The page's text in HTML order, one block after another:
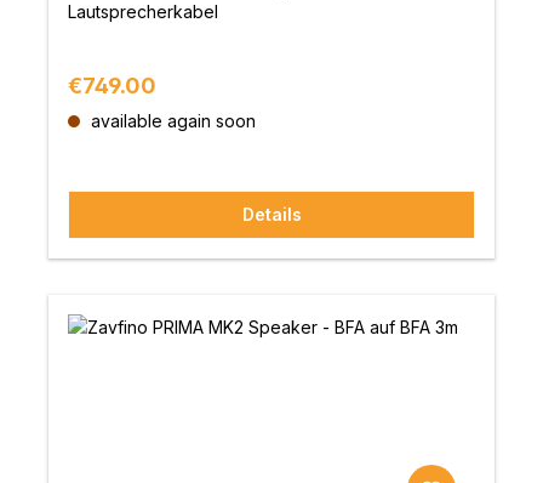
Lautsprecherkabel
Regular price:
€749.00
available again soon
Details